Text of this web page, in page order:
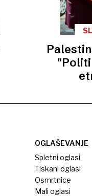
OGLAŠEVANJE
Spletni oglasi
Tiskani oglasi
Osmrtnice
Mali oglasi